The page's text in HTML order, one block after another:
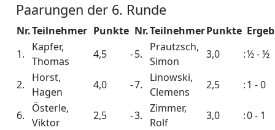
Paarungen der 6. Runde
Nr.Teilnehmer Punkte Nr.TeilnehmerPunkte
1.
Kapfer,
Thomas
4,5 -5.
Prautzsch,
Simon
3,0 :½ - ½
2.
Horst,
Hagen
4,0 -7.
Linowski,
Clemens
2,5 :1 - 0
6.
Österle,
Viktor
2,5 -3.
Zimmer,
Rolf
3,0 :0 - 1